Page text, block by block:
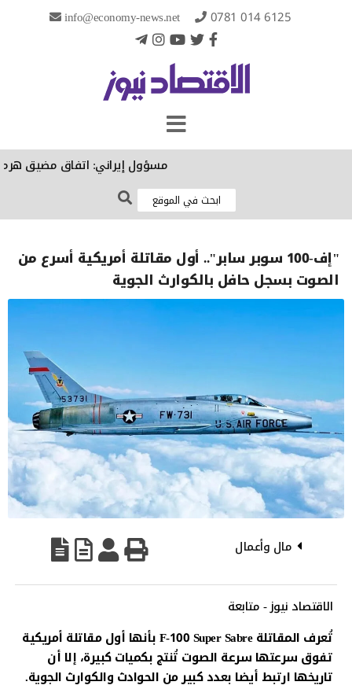
info@economy-news.net 0781 014 6125
مسؤول إيراني: اتفاق مضيق هرمز
"إف-100 سوبر سابر".. أول مقاتلة أمريكية أسرع من
الصوت بسجل حافل بالكوارث الجوية
مال وأعمال
الاقتصاد نيوز - متابعة
تُعرف المقاتلة F-100 Super Sabre بأنها أول مقاتلة أمريكية
تفوق سرعتها سرعة الصوت تُنتج بكميات كبيرة، إلا أن
تاريخها ارتبط أيضا بعدد كبير من الحوادث والكوارث الجوية.